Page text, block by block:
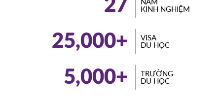
27
KINH NGHIỆM
25,000+
VISA
DU HỌC
5,000+
TRƯỜNG
DU HỌC